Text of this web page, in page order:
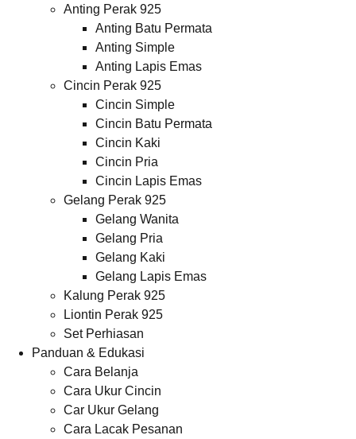
Anting Perak 925
Anting Batu Permata
Anting Simple
Anting Lapis Emas
Cincin Perak 925
Cincin Simple
Cincin Batu Permata
Cincin Kaki
Cincin Pria
Cincin Lapis Emas
Gelang Perak 925
Gelang Wanita
Gelang Pria
Gelang Kaki
Gelang Lapis Emas
Kalung Perak 925
Liontin Perak 925
Set Perhiasan
Panduan & Edukasi
Cara Belanja
Cara Ukur Cincin
Car Ukur Gelang
Cara Lacak Pesanan